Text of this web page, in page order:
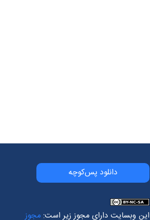
دانلود پس‌کوچه
این وبسایت دارای مجوز زیر است:مجوز